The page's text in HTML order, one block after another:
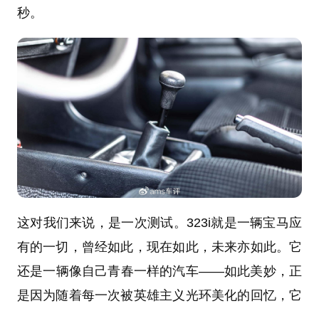
秒。
这对我们来说，是一次测试。323i就是一辆宝马应
有的一切，曾经如此，现在如此，未来亦如此。它
还是一辆像自己青春一样的汽车——如此美妙，正
是因为随着每一次被英雄主义光环美化的回忆，它